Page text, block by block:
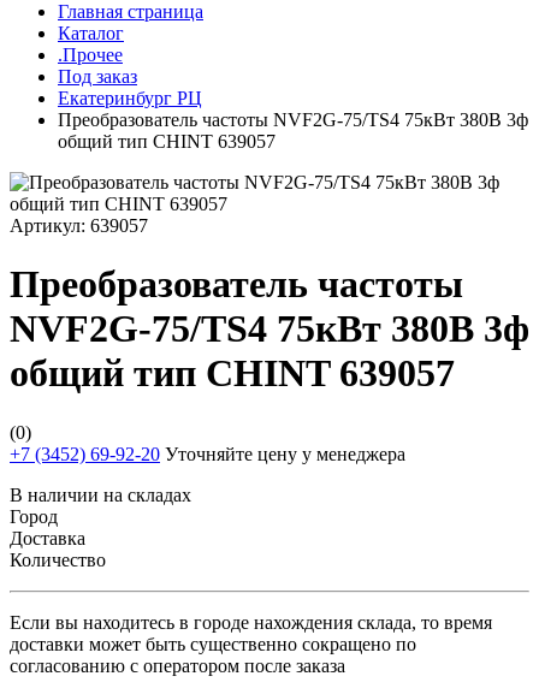
Главная страница
Каталог
.Прочее
Под заказ
Екатеринбург РЦ
Преобразователь частоты NVF2G-75/TS4 75кВт 380В 3ф
общий тип CHINT 639057
Артикул: 639057
Преобразователь частоты
NVF2G-75/TS4 75кВт 380В 3ф
общий тип CHINT 639057
(0)
+7 (3452) 69-92-20 Уточняйте цену у менеджера
В наличии на складах
Город
Доставка
Количество
Если вы находитесь в городе нахождения склада, то время
доставки может быть существенно сокращено по
согласованию с оператором после заказа